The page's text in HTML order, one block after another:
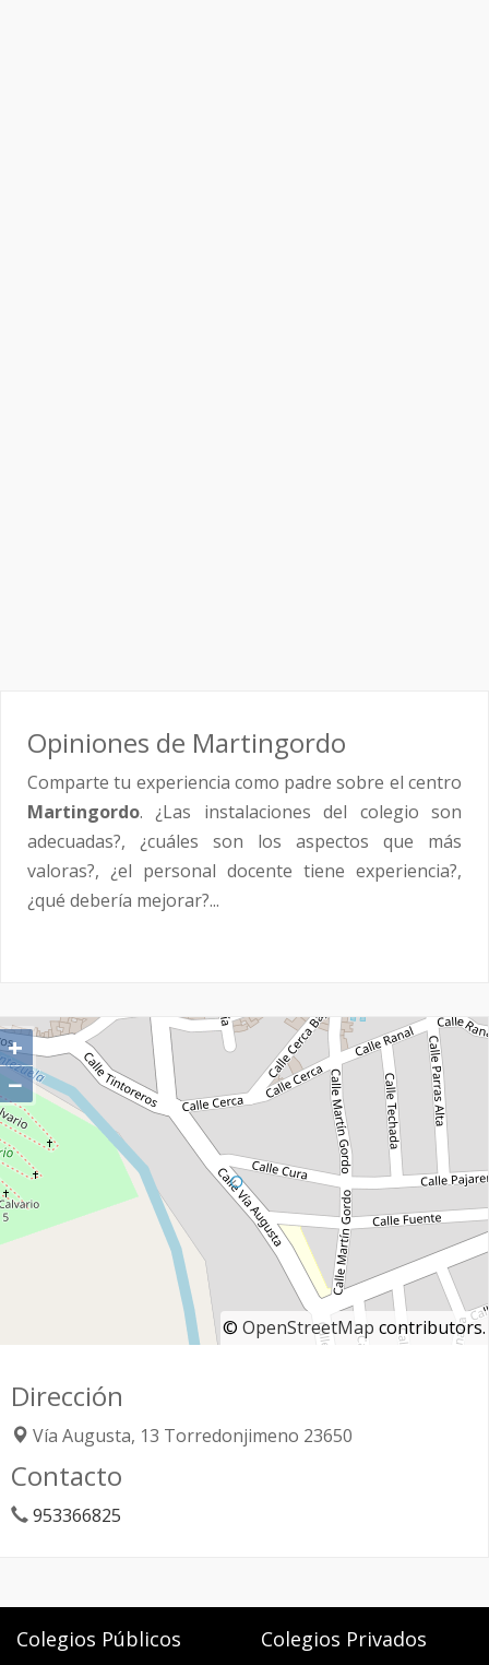
Opiniones de Martingordo
Comparte tu experiencia como padre sobre el centro
Martingordo. ¿Las instalaciones del colegio son
adecuadas?, ¿cuáles son los aspectos que más
valoras?, ¿el personal docente tiene experiencia?,
¿qué debería mejorar?...
+
−
© OpenStreetMap contributors.
Dirección
Vía Augusta, 13 Torredonjimeno 23650
Contacto
953366825
Colegios Públicos Colegios Privados